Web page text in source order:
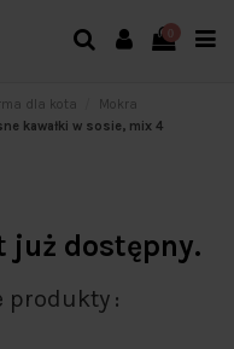
dla kota
Mokra
kawałki w sosie, mix 4
już dostępny.
produkty